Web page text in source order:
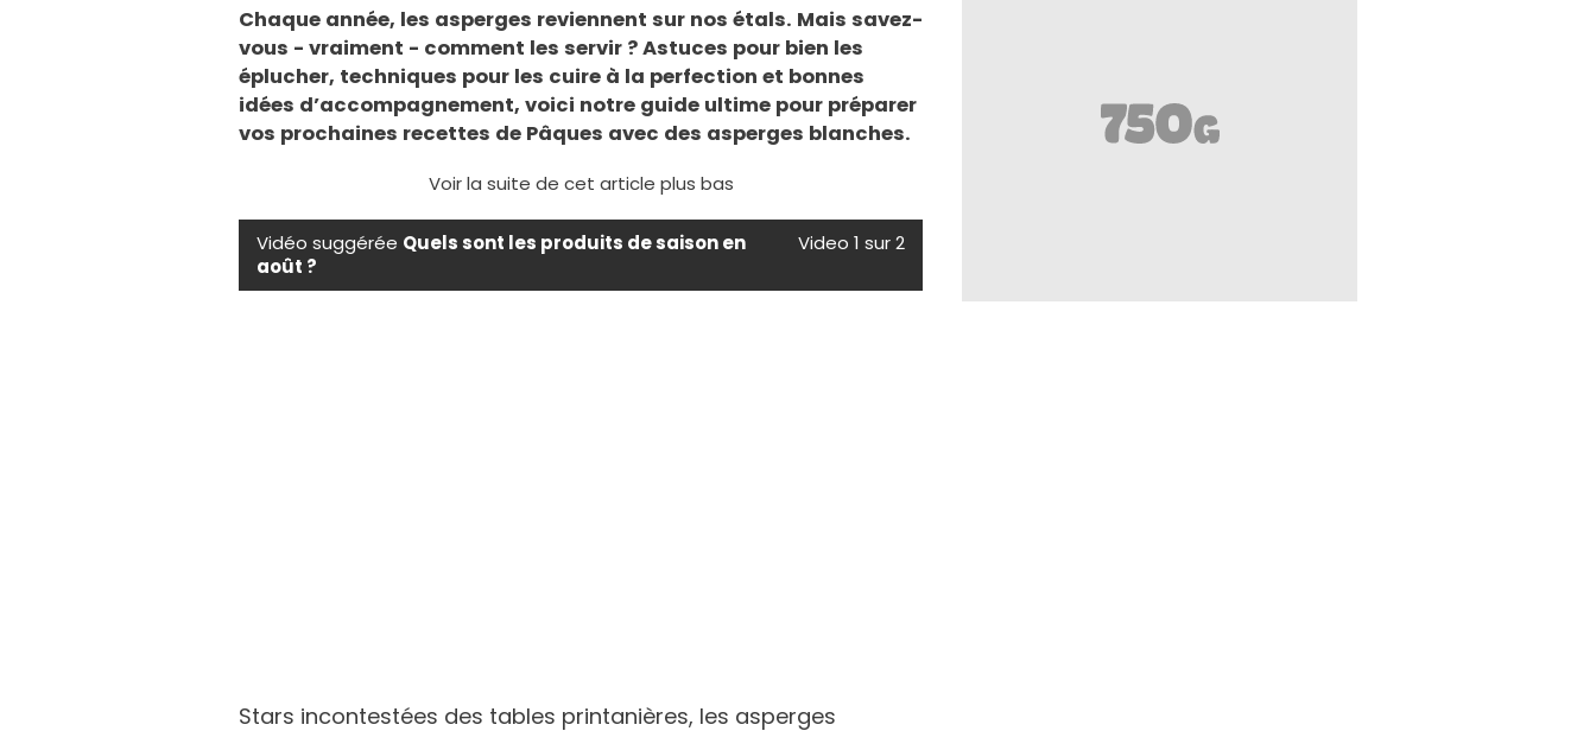
Chaque année, les asperges reviennent sur nos étals. Mais savez-
vous - vraiment - comment les servir ? Astuces pour bien les
éplucher, techniques pour les cuire à la perfection et bonnes
idées d’accompagnement, voici notre guide ultime pour préparer
vos prochaines recettes de Pâques avec des asperges blanches.
Voir la suite de cet article plus bas
Vidéo suggérée Quels sont les produits de saison en
août ?
Video 1 sur 2
Stars incontestées des tables printanières, les asperges